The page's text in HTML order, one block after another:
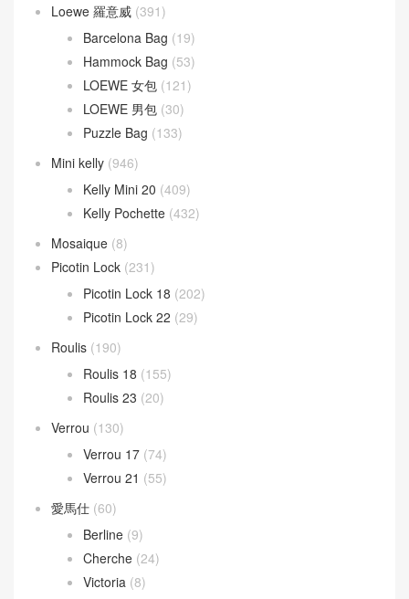
Loewe 羅意威 (391)
Barcelona Bag (19)
Hammock Bag (53)
LOEWE 女包 (121)
LOEWE 男包 (30)
Puzzle Bag (133)
Mini kelly (946)
Kelly Mini 20 (409)
Kelly Pochette (432)
Mosaique (8)
Picotin Lock (231)
Picotin Lock 18 (202)
Picotin Lock 22 (29)
Roulis (190)
Roulis 18 (155)
Roulis 23 (20)
Verrou (130)
Verrou 17 (74)
Verrou 21 (55)
愛馬仕 (60)
Berline (9)
Cherche (24)
Victoria (8)